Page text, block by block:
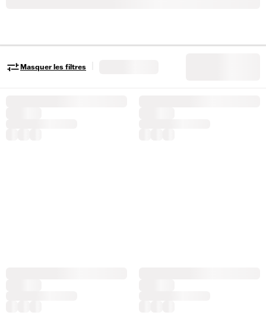
Masquer les filtres